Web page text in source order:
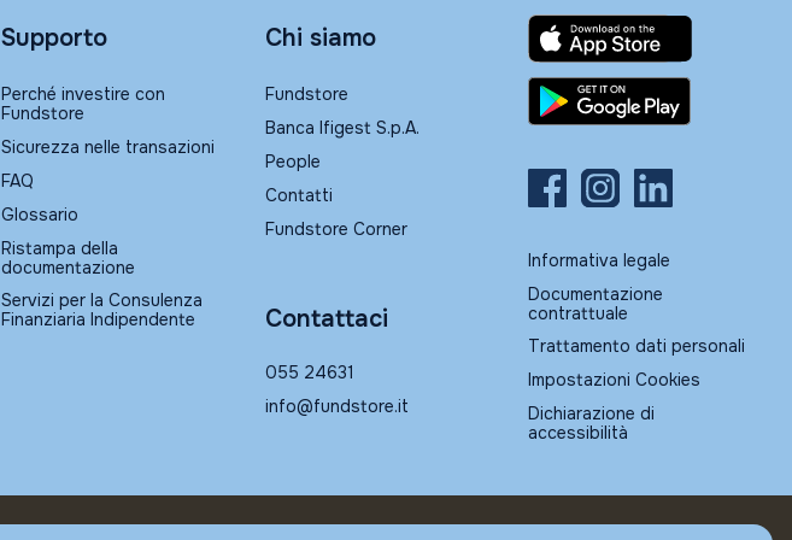
Supporto
Perché investire con
Fundstore
Sicurezza nelle transazioni
FAQ
Glossario
Ristampa della
documentazione
Servizi per la Consulenza
Finanziaria Indipendente
Chi siamo
Fundstore
Banca Ifigest S.p.A.
People
Contatti
Fundstore Corner
Contattaci
055 24631
info@fundstore.it
Informativa legale
Documentazione
contrattuale
Trattamento dati personali
Impostazioni Cookies
Dichiarazione di
accessibilità